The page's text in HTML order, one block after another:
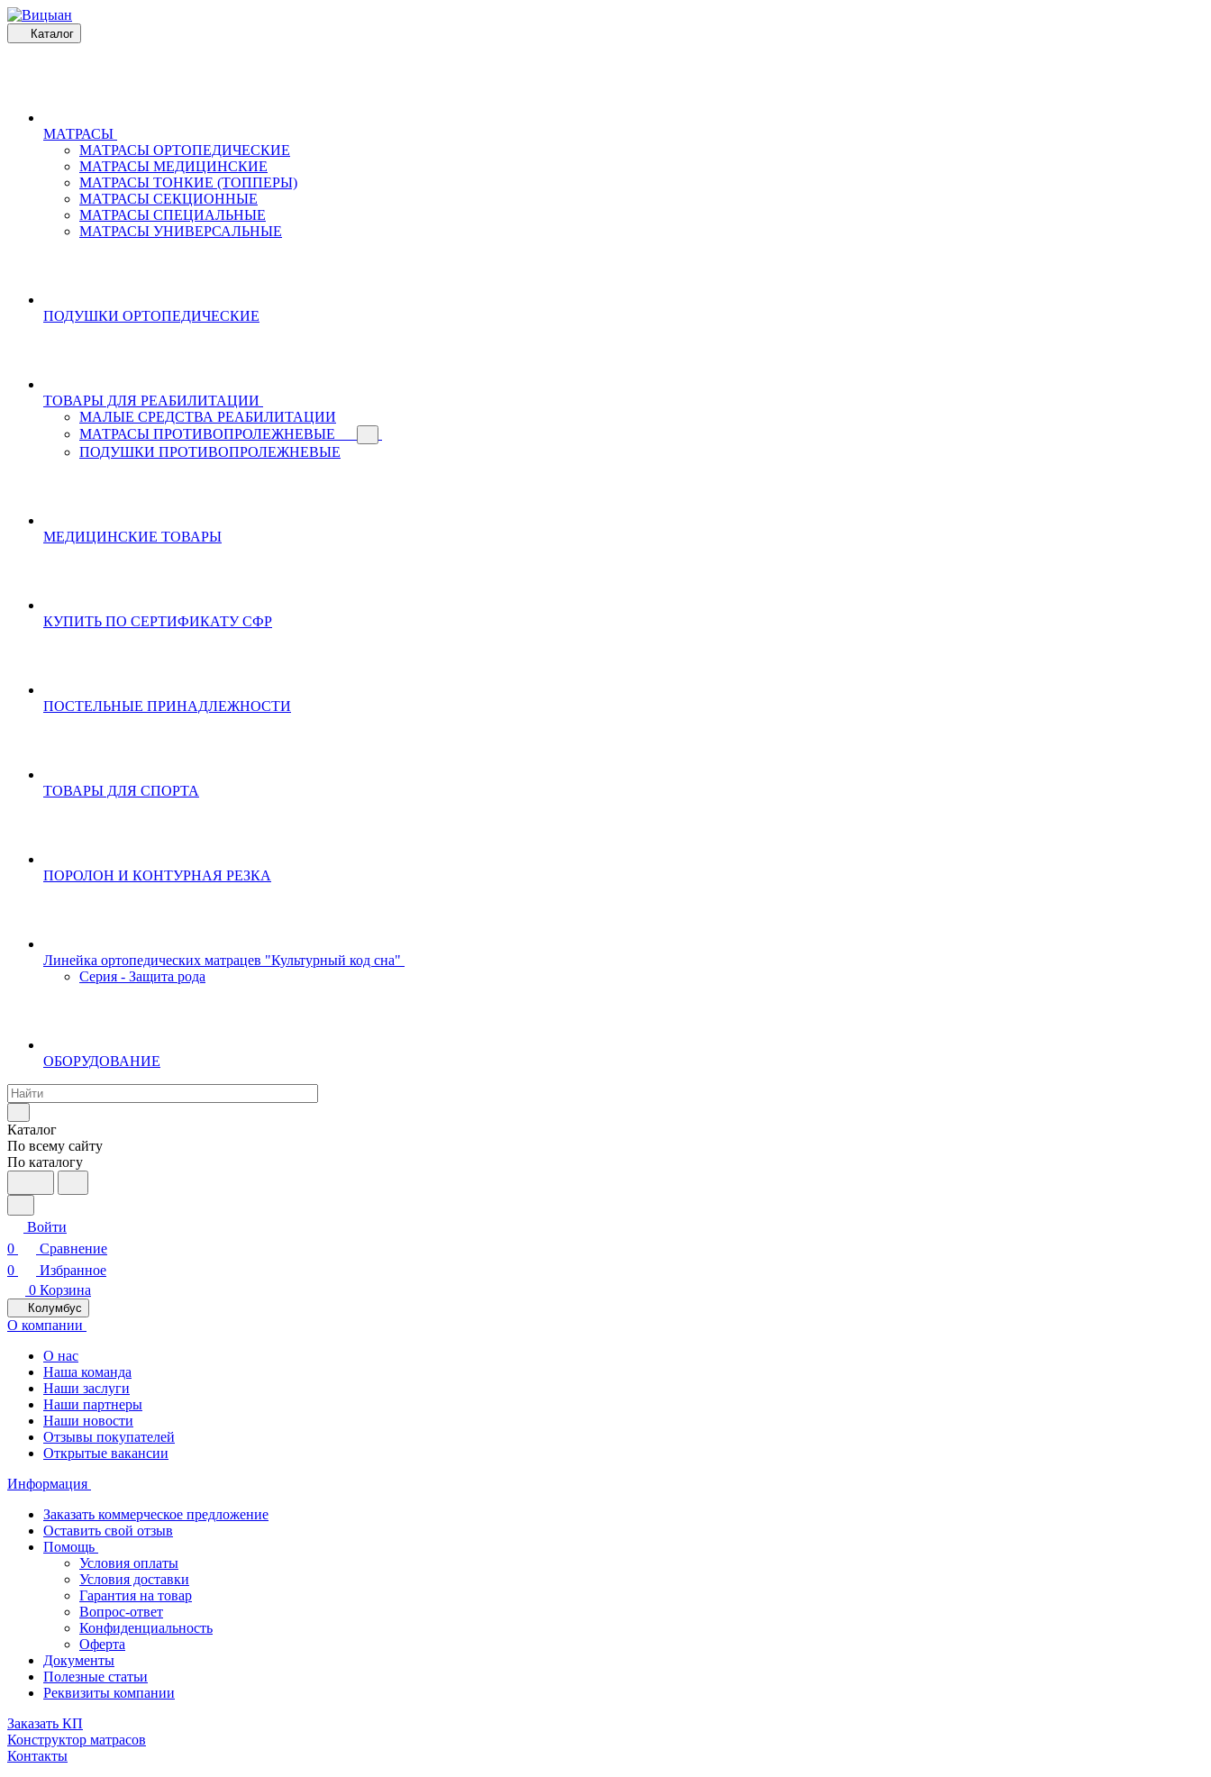
Каталог
МАТРАСЫ
МАТРАСЫ ОРТОПЕДИЧЕСКИЕ
МАТРАСЫ МЕДИЦИНСКИЕ
МАТРАСЫ ТОНКИЕ (ТОППЕРЫ)
МАТРАСЫ СЕКЦИОННЫЕ
МАТРАСЫ СПЕЦИАЛЬНЫЕ
МАТРАСЫ УНИВЕРСАЛЬНЫЕ
ПОДУШКИ ОРТОПЕДИЧЕСКИЕ
ТОВАРЫ ДЛЯ РЕАБИЛИТАЦИИ
МАЛЫЕ СРЕДСТВА РЕАБИЛИТАЦИИ
МАТРАСЫ ПРОТИВОПРОЛЕЖНЕВЫЕ
ПОДУШКИ ПРОТИВОПРОЛЕЖНЕВЫЕ
МЕДИЦИНСКИЕ ТОВАРЫ
КУПИТЬ ПО СЕРТИФИКАТУ СФР
ПОСТЕЛЬНЫЕ ПРИНАДЛЕЖНОСТИ
ТОВАРЫ ДЛЯ СПОРТА
ПОРОЛОН И КОНТУРНАЯ РЕЗКА
Линейка ортопедических матрацев "Культурный код сна"
Серия - Защита рода
ОБОРУДОВАНИЕ
Каталог
По всему сайту
По каталогу
Войти
0
Сравнение
0
Избранное
0 Корзина
Колумбус
О компании
О нас
Наша команда
Наши заслуги
Наши партнеры
Наши новости
Отзывы покупателей
Открытые вакансии
Информация
Заказать коммерческое предложение
Оставить свой отзыв
Помощь
Условия оплаты
Условия доставки
Гарантия на товар
Вопрос-ответ
Конфиденциальность
Оферта
Документы
Полезные статьи
Реквизиты компании
Заказать КП
Конструктор матрасов
Контакты